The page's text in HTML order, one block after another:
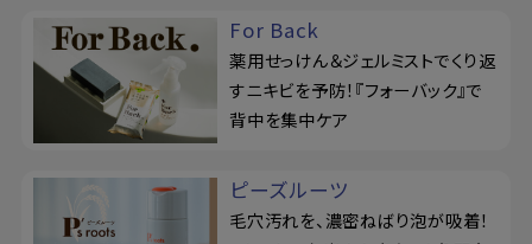
For Back
薬用せっけん＆ジェルミストでくり返
すニキビを予防！『フォーバック』で
背中を集中ケア
ピーズルーツ
毛穴汚れを、濃密ねばり泡が吸着！